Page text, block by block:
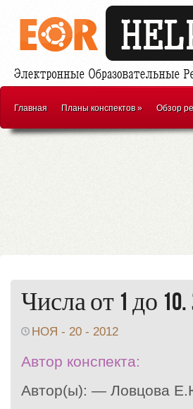
Главная Планы конспектов» Обзор
Числа от 1 до
НОЯ - 20 - 2012
Автор конспекта:
Автор(ы): — Ловцова